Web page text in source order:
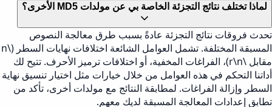
لماذا تختلف نتائج التجزئة الخاصة بي عن مولدات MD5 الأخرى؟
تحدث فروقات نتائج التجزئة عادةً بسبب طرق معالجة النصوص
المسبقة المختلفة. تشمل العوامل الشائعة اختلافات نهايات السطر (\n
مقابل \r\n)، الفراغات المخفية، أو اختلافات ترميز الأحرف. تتيح لك
أداتنا التحكم في هذه العوامل من خلال خيارات مثل اختيار تنسيق نهاية
السطر وإزالة الفراغات. لمطابقة النتائج مع مولدات أخرى، تأكد من
تطابق إعدادات المعالجة المسبقة لديك معهم.